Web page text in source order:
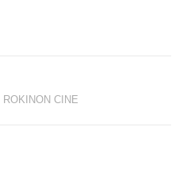
ROKINON CINE